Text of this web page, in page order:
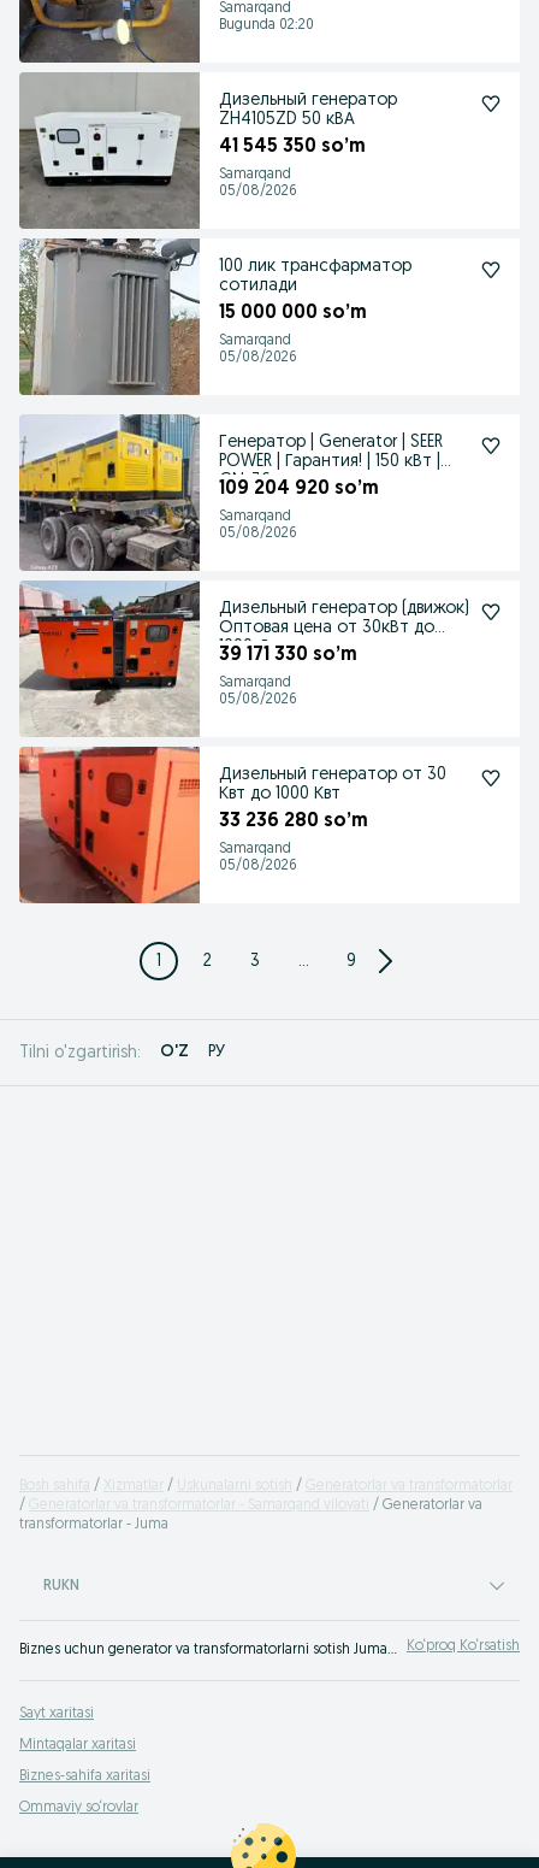
Samarqand
Bugunda 02:20
Дизельный генератор
ZH4105ZD 50 кВА
41 545 350 so’m
Samarqand
05/08/2026
100 лик трансфарматор
сотилади
15 000 000 so’m
Samarqand
05/08/2026
Генератор | Generator | SEER
POWER | Гарантия! | 150 кВт |
GN-36
109 204 920 so’m
Samarqand
05/08/2026
Дизельный генератор (движок)
Оптовая цена от 30кВт до
1000кВт
39 171 330 so’m
Samarqand
05/08/2026
Дизельный генератор от 30
Квт до 1000 Квт
33 236 280 so’m
Samarqand
05/08/2026
1 2 3 ... 9
Tilni o'zgartirish: O'Z РУ
Bosh sahifa Xizmatlar Uskunalarni sotish
Generatorlar va transformatorlar
Generatorlar va transformatorlar - Samarqand viloyati
Generatorlar va
transformatorlar - Juma
RUKN
Biznes uchun generator va transformatorlarni sotish Juma ✔️ Biznes uchun eng yaxshi narxlarda katta texnika tanlash ☝ Biznes uchun uskunalar topish OLX.uz! Ko‘proq Ko‘rsatish
Sayt xaritasi
Mintaqalar xaritasi
Biznes-sahifa xaritasi
Ommaviy so‘rovlar